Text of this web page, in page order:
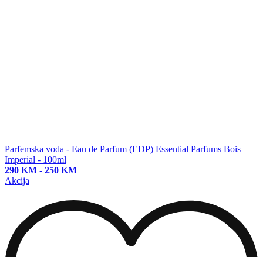
Parfemska voda - Eau de Parfum (EDP) Essential Parfums Bois
Imperial - 100ml
290 KM - 250 KM
Akcija